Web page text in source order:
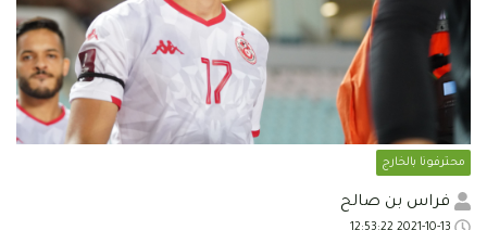
محترفونا بالخارج
فراس بن صالح